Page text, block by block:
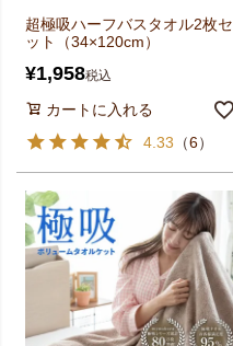
超極吸ハーフバスタオル2枚セ
ット（34×120cm）
¥1,958税込
カートに入れる
4.33 （6）